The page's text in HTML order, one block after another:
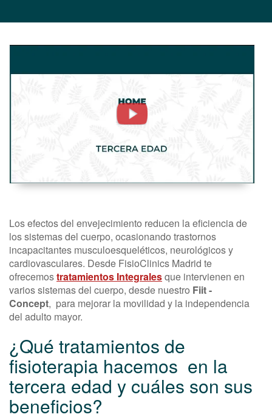
Tratamientos
Tercera
FisioClinics
Madrid
Los efectos del envejecimiento reducen la eficiencia de
los sistemas del cuerpo, ocasionando trastornos
incapacitantes musculoesqueléticos, neurológicos y
cardiovasculares. Desde FisioClinics Madrid te
ofrecemostratamientos Integralesque intervienen en
varios sistemas del cuerpo, desde nuestro Fiit -
Concept, para mejorar la movilidad y la independencia
del adulto mayor.
¿Qué tratamientos de
fisioterapia hacemos en la
tercera edad y cuáles son sus
beneficios?